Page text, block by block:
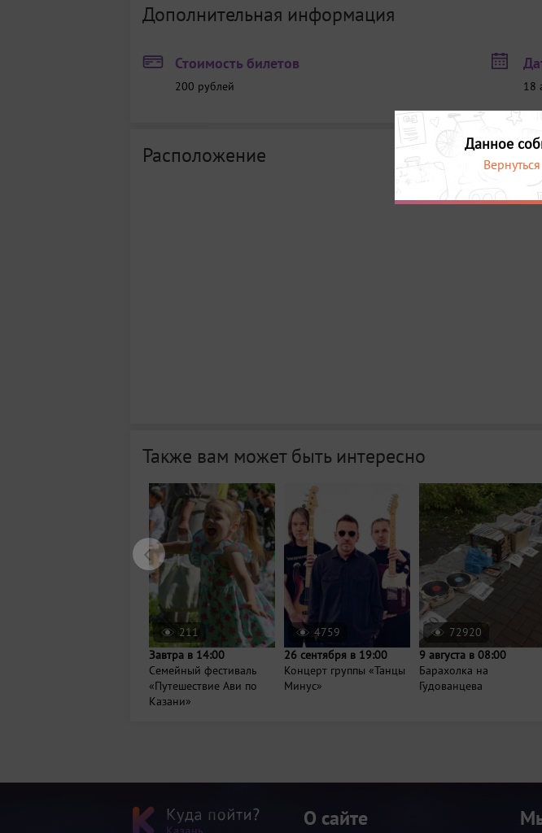
Дополнительная информация
Стоимость билетов
200 рублей 18
Расположение
Также вам может быть интересно
211
Завтра в 14:00
Семейный фестиваль
«Путешествие Ави по
Казани»
4759
26 сентября в 19:00
Концерт группы «Танцы
Минус»
72920
9 августа в 08:00
Барахолка на
Гудованцева
Данное
О сайте